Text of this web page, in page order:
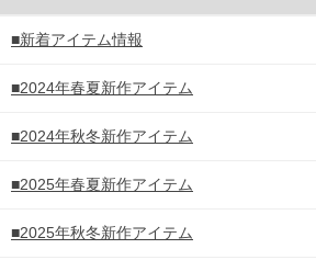
■新着アイテム情報
■2024年春夏新作アイテム
■2024年秋冬新作アイテム
■2025年春夏新作アイテム
■2025年秋冬新作アイテム